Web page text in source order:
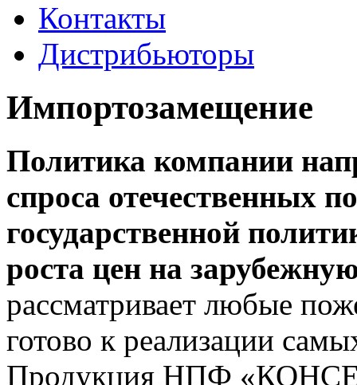
Контакты
Дистрибьюторы
Импортозамещение
Политика компании
спроса отечественных
государственной
роста цен на
рассматривает любые
готово к реализации
Продукция НПФ